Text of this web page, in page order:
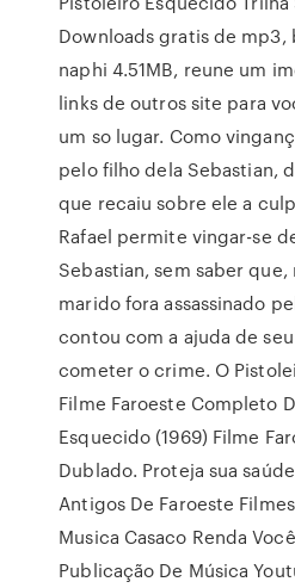
Downloads gratis de mp3,
naphi 4.51MB, reune um
links de outros site para
um so lugar. Como
pelo filho dela Sebastian,
que recaiu sobre ele a
Rafael permite vingar-se
Sebastian, sem saber que,
marido fora assassinado
contou com a ajuda de
cometer o crime. O
Filme Faroeste Completo
Esquecido (1969) Filme
Dublado. Proteja sua
Antigos De Faroeste
Musica Casaco Renda
Publicação De Música